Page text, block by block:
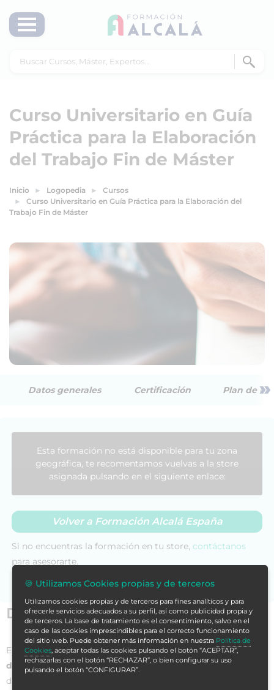
Curso Universitario en Guía
Práctica para la Elaboración
del Trabajo Fin de Máster
Inicio Logopedia
Cursos
Curso Universitario en Guía Práctica para la Elaboración del
Trabajo Fin de Máster
Datos generales Certificación Plan de »
Datos generales
El
Curso Universitario en Guía Práctica para la Elaboración
del Trabajo Fin de Másteres una formación especializada
diseñada para ofrecer a los estudiantes las
Esta formación no está disponible para tu zona
geográfica, te recomentamos vuelvas a la store
asignada pulsando en el siguiente enlace:
Volver a Formación Alcalá España
Si no encuentras la formación en tu store, contáctanos
para asesorarte.
🍪 Utilizamos Cookies propias y de terceros
Utilizamos cookies propias y de terceros para fines analíticos y para
ofrecerle servicios adecuados a su perfil, así como publicidad propia y
de terceros. La base de tratamiento es el consentimiento, salvo en el
caso de las cookies imprescindibles para el correcto funcionamiento
del sitio web. Puede obtener más información en nuestra Política de
Cookies, aceptar todas las cookies pulsando el botón “ACEPTAR”,
rechazarlas con el botón “RECHAZAR”, o bien configurar su uso
pulsando el botón “CONFIGURAR”.